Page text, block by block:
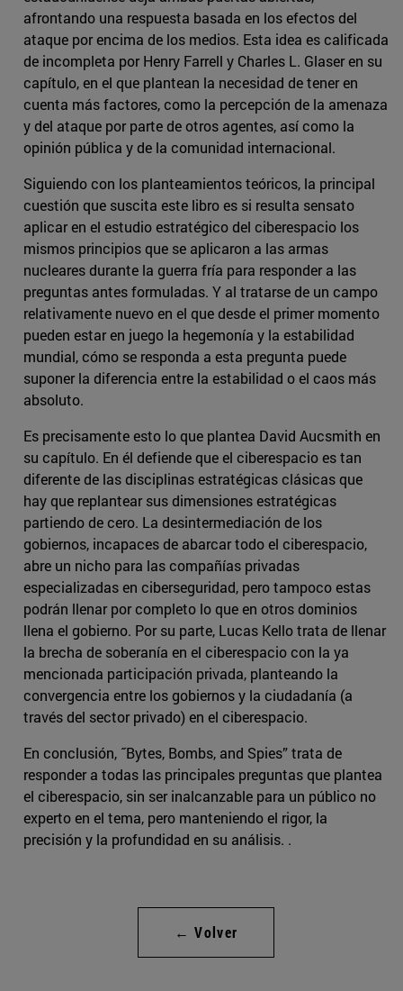
afrontando una respuesta basada en los efectos del
ataque por encima de los medios. Esta idea es calificada
de incompleta por Henry Farrell y Charles L. Glaser en su
capítulo, en el que plantean la necesidad de tener en
cuenta más factores, como la percepción de la amenaza
y del ataque por parte de otros agentes, así como la
opinión pública y de la comunidad internacional.
Siguiendo con los planteamientos teóricos, la principal
cuestión que suscita este libro es si resulta sensato
aplicar en el estudio estratégico del ciberespacio los
mismos principios que se aplicaron a las armas
nucleares durante la guerra fría para responder a las
preguntas antes formuladas. Y al tratarse de un campo
relativamente nuevo en el que desde el primer momento
pueden estar en juego la hegemonía y la estabilidad
mundial, cómo se responda a esta pregunta puede
suponer la diferencia entre la estabilidad o el caos más
absoluto.
Es precisamente esto lo que plantea David Aucsmith en
su capítulo. En él defiende que el ciberespacio es tan
diferente de las disciplinas estratégicas clásicas que
hay que replantear sus dimensiones estratégicas
partiendo de cero. La desintermediación de los
gobiernos, incapaces de abarcar todo el ciberespacio,
abre un nicho para las compañías privadas
especializadas en ciberseguridad, pero tampoco estas
podrán llenar por completo lo que en otros dominios
llena el gobierno. Por su parte, Lucas Kello trata de llenar
la brecha de soberanía en el ciberespacio con la ya
mencionada participación privada, planteando la
convergencia entre los gobiernos y la ciudadanía (a
través del sector privado) en el ciberespacio.
En conclusión, ˝Bytes, Bombs, and Spies” trata de
responder a todas las principales preguntas que plantea
el ciberespacio, sin ser inalcanzable para un público no
experto en el tema, pero manteniendo el rigor, la
precisión y la profundidad en su análisis. .
← Volver